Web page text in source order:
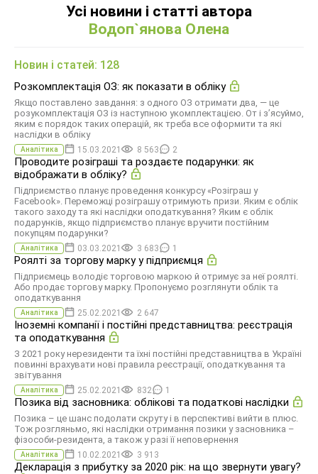
Усі новини і статті автора
Водоп`янова Олена
Новин і статей: 128
Розкомплектація ОЗ: як показати в обліку
Якщо поставлено завдання: з одного ОЗ отримати два, — це
розукомплектація ОЗ із наступною укомплектацією. От і з’ясуймо,
яким є порядок таких операцій, як треба все оформити та які
наслідки в обліку
Аналітика 15.03.2021 8 563 2
Проводите розіграші та роздаєте подарунки: як
відображати в обліку?
Підприємство планує проведення конкурсу «Розіграш у
Facebook». Переможці розіграшу отримують призи. Яким є облік
такого заходу та які наслідки оподаткування? Яким є облік
подарунків, якщо підприємство планує вручити постійним
покупцям подарунки?
Аналітика 03.03.2021 3 683 1
Роялті за торгову марку у підприємця
Підприємець володіє торговою маркою й отримує за неї роялті.
Або продає торгову марку. Пропонуємо розглянути облік та
оподаткування
Аналітика 25.02.2021 2 647
Iноземні компанії і постійні представництва: реєстрація
та оподаткування
З 2021 року нерезиденти та їхні постійні представництва в Україні
повинні врахувати нові правила реєстрації, оподаткування та
звітування
Аналітика 25.02.2021 832 1
Позика від засновника: облікові та податкові наслідки
Позика – це шанс подолати скруту і в перспективі вийти в плюс.
Тож розгляньмо, які наслідки отримання позики у засновника –
фізособи-резидента, а також у разі її неповернення
Аналітика 10.02.2021 3 913
Декларація з прибутку за 2020 рік: на що звернути увагу?